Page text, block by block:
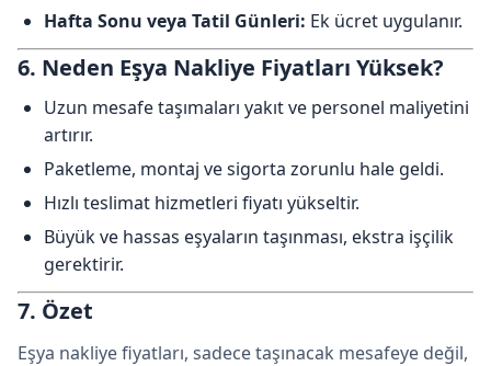
Hafta Sonu veya Tatil Günleri: Ek ücret uygulanır.
6. Neden Eşya Nakliye Fiyatları Yüksek?
Uzun mesafe taşımaları yakıt ve personel maliyetini
artırır.
Paketleme, montaj ve sigorta zorunlu hale geldi.
Hızlı teslimat hizmetleri fiyatı yükseltir.
Büyük ve hassas eşyaların taşınması, ekstra işçilik
gerektirir.
7. Özet
Eşya nakliye fiyatları, sadece taşınacak mesafeye değil,